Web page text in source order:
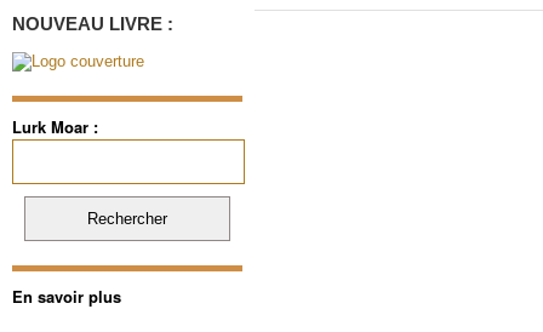
NOUVEAU LIVRE :
Lurk Moar :
En savoir plus